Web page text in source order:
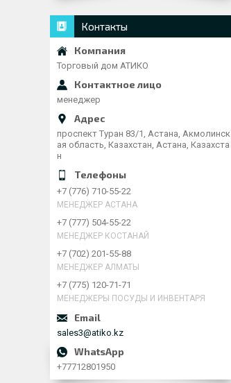
Контакты
Торговый дом АТИКО
менеджер
проспект Туран 83/1, Астана, Акмолинск
ая область, Казахстан, Астана, Казахста
н
+7 (776) 710-55-22
МЕНЕДЖЕР АСТАНА
+7 (777) 504-55-22
МЕНЕДЖЕР КОСТАНАЙ
+7 (702) 201-55-88
МЕНЕДЖЕР АЛМАТЫ
+7 (775) 120-71-71
МЕНЕДЖЕРЫ ПОСУДЫ И ИНВЕНТАРЯ
sales3@atiko.kz
+77712801950